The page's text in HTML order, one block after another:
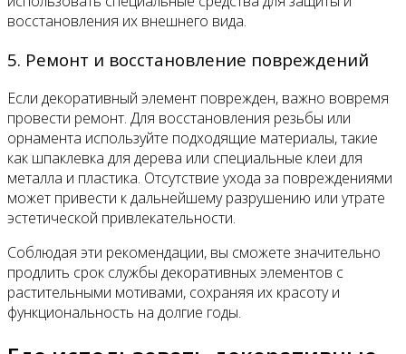
восстановления их внешнего вида.
5. Ремонт и восстановление повреждений
Если декоративный элемент поврежден, важно вовремя
провести ремонт. Для восстановления резьбы или
орнамента используйте подходящие материалы, такие
как шпаклевка для дерева или специальные клеи для
металла и пластика. Отсутствие ухода за повреждениями
может привести к дальнейшему разрушению или утрате
эстетической привлекательности.
Соблюдая эти рекомендации, вы сможете значительно
продлить срок службы декоративных элементов с
растительными мотивами, сохраняя их красоту и
функциональность на долгие годы.